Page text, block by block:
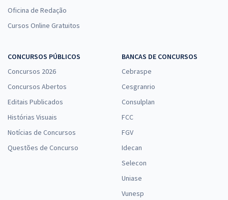
Oficina de Redação
Cursos Online Gratuitos
CONCURSOS PÚBLICOS
Concursos 2026
Concursos Abertos
Editais Publicados
Histórias Visuais
Notícias de Concursos
Questões de Concurso
BANCAS DE CONCURSOS
Cebraspe
Cesgranrio
Consulplan
FCC
FGV
Idecan
Selecon
Uniase
Vunesp